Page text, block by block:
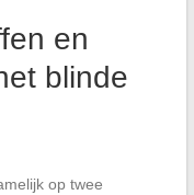
en
blinde
op twee